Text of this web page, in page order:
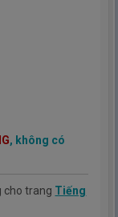
, không có
cho trang Tiếng